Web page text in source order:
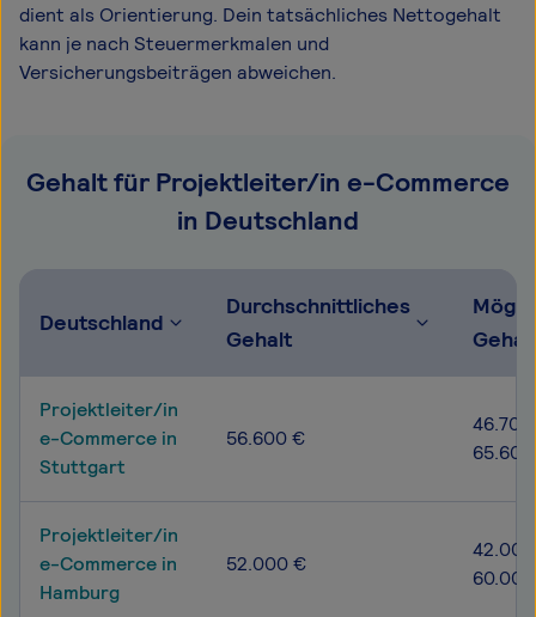
dient als Orientierung. Dein tatsächliches Nettogehalt
kann je nach Steuermerkmalen und
Versicherungsbeiträgen abweichen.
Gehalt für Projektleiter/in e-Commerce
in Deutschland
Deutschland
Durchschnittliches
Gehalt
Projektleiter/in
e-Commerce in
Stuttgart
56.600 €
Projektleiter/in
e-Commerce in
Hamburg
52.000 €